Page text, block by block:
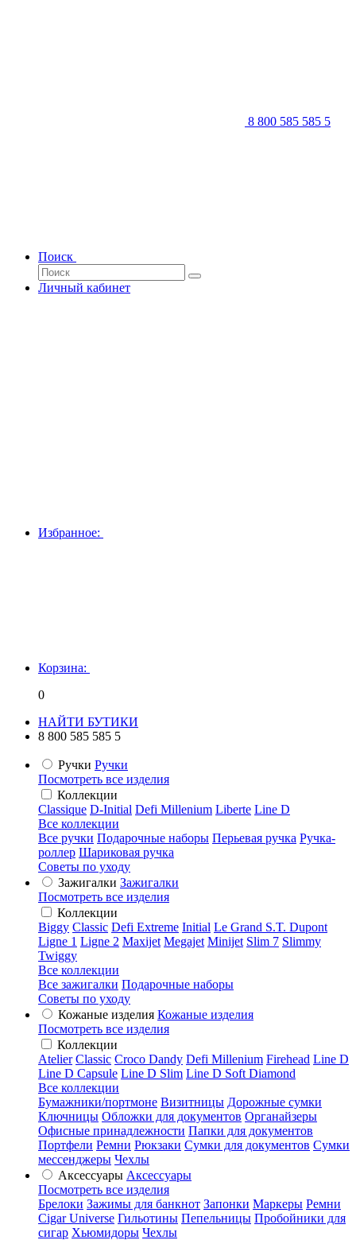
8 800 585 585 5
Поиск
Личный кабинет
Избранное:
Корзина:
0
НАЙТИ БУТИКИ
8 800 585 585 5
Ручки Ручки
Посмотреть все изделия
Коллекции
Classique D-Initial Defi Millenium Liberte Line D
Все коллекции
Все ручки Подарочные наборы Перьевая ручка Ручка-
роллер Шариковая ручка
Советы по уходу
Зажигалки Зажигалки
Посмотреть все изделия
Коллекции
Biggy Classic Defi Extreme Initial Le Grand S.T. Dupont
Ligne 1 Ligne 2 Maxijet Megajet Minijet Slim 7 Slimmy
Twiggy
Все коллекции
Все зажигалки Подарочные наборы
Советы по уходу
Кожаные изделия Кожаные изделия
Посмотреть все изделия
Коллекции
Atelier Classic Croco Dandy Defi Millenium Firehead Line D
Line D Capsule Line D Slim Line D Soft Diamond
Все коллекции
Бумажники/портмоне Визитницы Дорожные сумки
Ключницы Обложки для документов Органайзеры
Офисные принадлежности Папки для документов
Портфели Ремни Рюкзаки Сумки для документов Сумки
мессенджеры Чехлы
Аксессуары Аксессуары
Посмотреть все изделия
Брелоки Зажимы для банкнот Запонки Маркеры Ремни
Cigar Universe Гильотины Пепельницы Пробойники для
сигар Хьюмидоры Чехлы